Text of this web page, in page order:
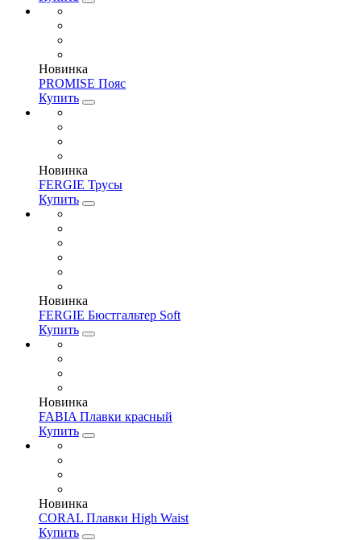
Новинка
PROMISE Пояс
Купить
Новинка
FERGIE Трусы
Купить
Новинка
FERGIE Бюстгальтер Soft
Купить
Новинка
FABIA Плавки красный
Купить
Новинка
CORAL Плавки High Waist
Купить